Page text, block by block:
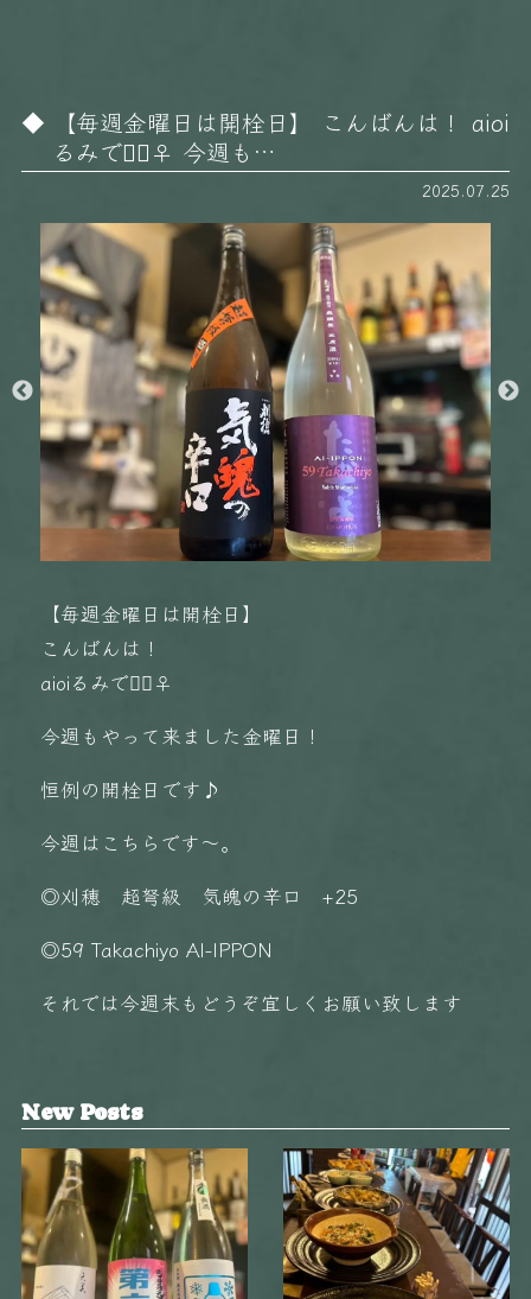
【毎週金曜日は開栓日】 こんばんは！ aioi
るみです🏻‍♀️ 今週も…
2025.07.25
【毎週金曜日は開栓日】
こんばんは！
aioiるみです🏻‍♀️
今週もやって来ました金曜日！
恒例の開栓日です♪
今週はこちらです〜。
◎刈穂 超弩級 気魄の辛口 +25
◎59 Takachiyo AI-IPPON
それでは今週末もどうぞ宜しくお願い致します️️
New Posts